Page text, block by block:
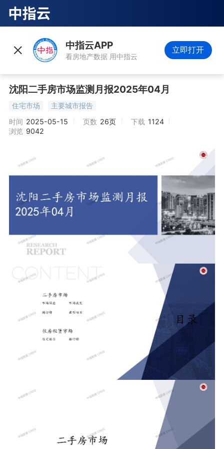
中指云APP
看房地产数据 用中指云
立即打开
沈阳二手房市场监测月报2025年04月
住宅市场
主要城市报告
时间 2025-05-15 页数 26页 下载 1124
浏览 9042